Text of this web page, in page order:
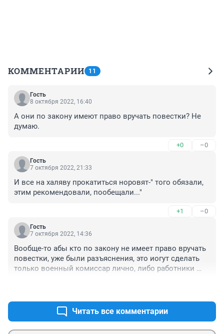
КОММЕНТАРИИ 11
Гость
8 октября 2022, 16:40
А они по закону имеют право вручать повестки? Не
думаю.
+0 –0
Гость
7 октября 2022, 21:33
И все на халяву прокатиться норовят-" того обязали,
этим рекомендовали, пообещали..."
+1 –0
Гость
7 октября 2022, 14:36
Вообще-то абы кто по закону не имеет право вручать
повестки, уже были разъяснения, это иогут сделать
только военный комиссар лично, либо работники
Читать все комментарии